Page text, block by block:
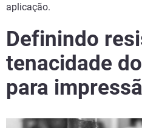
aplicação.
Definindo
tenacidade
para